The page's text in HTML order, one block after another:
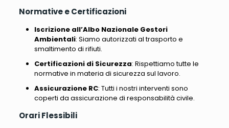
Normative e Certificazioni
Iscrizione all’Albo Nazionale Gestori
Ambientali: Siamo autorizzati al trasporto e
smaltimento di rifiuti.
Certificazioni di Sicurezza: Rispettiamo tutte le
normative in materia di sicurezza sul lavoro.
Assicurazione RC: Tutti i nostri interventi sono
coperti da assicurazione di responsabilità civile.
Orari Flessibili